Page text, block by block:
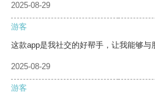
2025-08-29
游客
这款app是我社交的好帮手，让我能够与
2025-08-29
游客